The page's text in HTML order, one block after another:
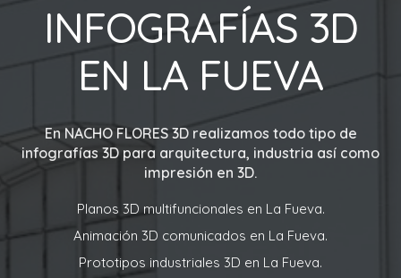
INFOGRAFÍAS 3D
EN LA FUEVA
En NACHO FLORES 3Drealizamos todo tipo de
infografías 3D para arquitectura, industria así como
impresión en 3D.
Planos 3D multifuncionales en La Fueva.
Animación 3D comunicados en La Fueva.
Prototipos industriales 3D en La Fueva.